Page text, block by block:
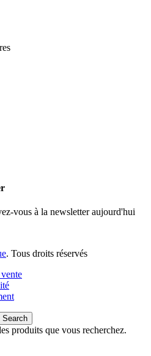
vous à la newsletter aujourd'hui
. Tous droits réservés
Search
produits que vous recherchez.